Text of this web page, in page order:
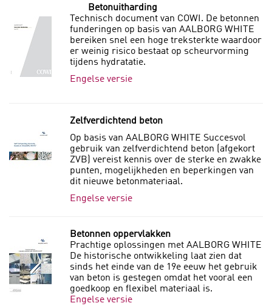
Betonuitharding
Technisch document van COWI. De betonnen
funderingen op basis van AALBORG WHITE
bereiken snel een hoge treksterkte waardoor
er weinig risico bestaat op scheurvorming
tijdens hydratatie.
Engelse versie
Zelfverdichtend beton
Op basis van AALBORG WHITE Succesvol
gebruik van zelfverdichtend beton (afgekort
ZVB) vereist kennis over de sterke en zwakke
punten, mogelijkheden en beperkingen van
dit nieuwe betonmateriaal.
Engelse versie
Betonnen oppervlakken
Prachtige oplossingen met AALBORG WHITE
De historische ontwikkeling laat zien dat
sinds het einde van de 19e eeuw het gebruik
van beton is gestegen omdat het vooral een
goedkoop en flexibel materiaal is.
Engelse versie